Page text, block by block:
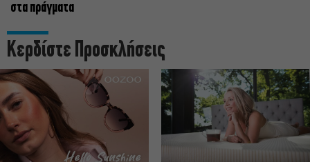
στα πράγματα
Κερδίστε Προσκλήσεις